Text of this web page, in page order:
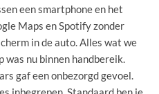
een smartphone en het
Maps en Spotify zonder
in de auto. Alles wat we
was nu binnen handbereik.
gaf een onbezorgd gevoel.